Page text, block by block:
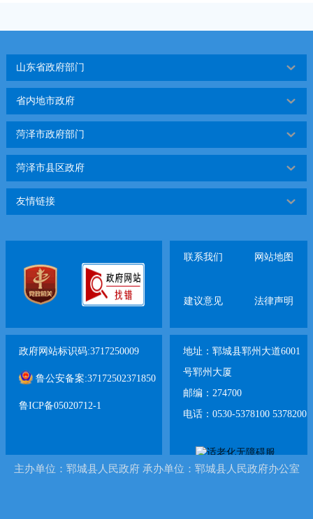
山东省政府部门
省内地市政府
菏泽市政府部门
菏泽市县区政府
友情链接
联系我们 网站地图
建议意见 法律声明
政府网站标识码:3717250009
鲁公安备案:37172502371850
鲁ICP备05020712-1
地址：郓城县郓州大道6001
号郓州大厦
邮编：274700
电话：0530-5378100 5378200
主办单位：郓城县人民政府 承办单位：郓城县人民政府办公室